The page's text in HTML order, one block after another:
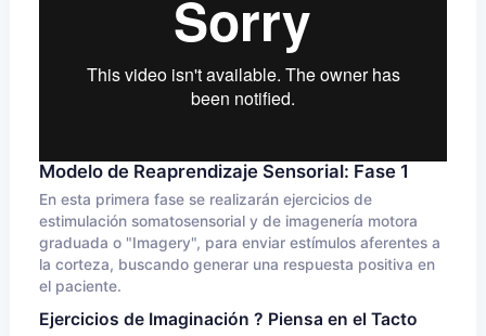
Modelo de Reaprendizaje Sensorial: Fase 1
En esta primera fase se realizarán ejercicios de
estimulación somatosensorial y de imagenería motora
graduada o "Imagery", para enviar estímulos aferentes a
la corteza, buscando generar una respuesta positiva en
el paciente.
Ejercicios de Imaginación ? Piensa en el Tacto